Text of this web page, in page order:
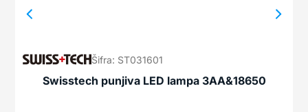
Šifra: ST031601
Swisstech punjiva LED lampa 3AA&18650